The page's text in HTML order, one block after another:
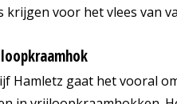
krijgen voor het vlees van
Hamletz gaat het vooral